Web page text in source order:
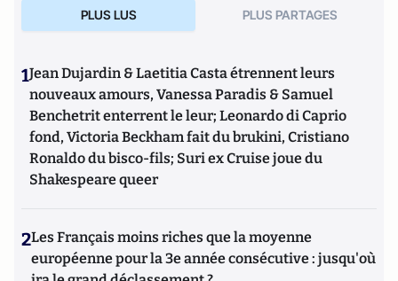
PLUS LUS PLUS PARTAGES
1Jean Dujardin & Laetitia Casta étrennent leurs
nouveaux amours, Vanessa Paradis & Samuel
Benchetrit enterrent le leur; Leonardo di Caprio
fond, Victoria Beckham fait du brukini, Cristiano
Ronaldo du bisco-fils; Suri ex Cruise joue du
Shakespeare queer
2Les Français moins riches que la moyenne
européenne pour la 3e année consécutive : jusqu'où